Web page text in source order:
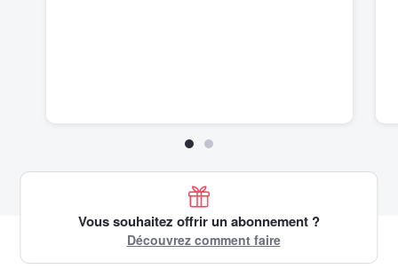
Vous souhaitez offrir un abonnement ?
Découvrez comment faire